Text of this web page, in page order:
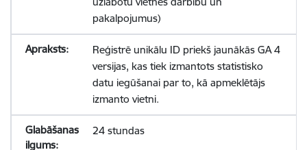
pakalpojumus)
Reģistrē unikālu ID priekš jaunākās GA 4
versijas, kas tiek izmantots statistisko
datu iegūšanai par to, kā apmeklētājs
izmanto vietni.
24 stundas